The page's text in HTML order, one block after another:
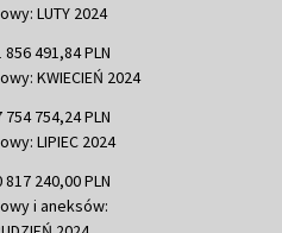
LUTY 2024
491,84 PLN
KWIECIEŃ 2024
754,24 PLN
LIPIEC 2024
240,00 PLN
i aneksów: